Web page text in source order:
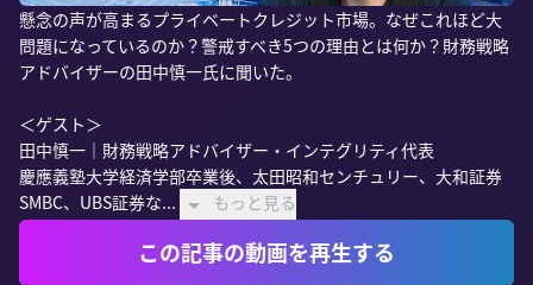
懸念の声が高まるプライベートクレジット市場。なぜこれほど大
問題になっているのか？警戒すべき5つの理由とは何か？財務戦略
アドバイザーの田中慎一氏に聞いた。
＜ゲスト＞
田中慎一｜財務戦略アドバイザー・インテグリティ代表
慶應義塾大学経済学部卒業後、太田昭和センチュリー、大和証券
SMBC、UBS証券な...
もっと見る
この記事の動画を再生する